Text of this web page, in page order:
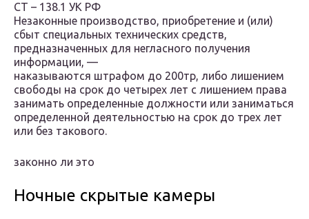
СТ – 138.1 УК РФ
Незаконные производство, приобретение и (или)
сбыт специальных технических средств,
предназначенных для негласного получения
информации, —
наказываются штрафом до 200тр, либо лишением
свободы на срок до четырех лет с лишением права
занимать определенные должности или заниматься
определенной деятельностью на срок до трех лет
или без такового.
законно ли это
Ночные скрытые камеры